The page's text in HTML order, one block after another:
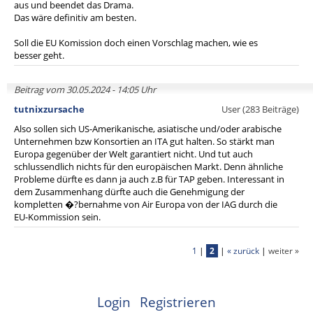
aus und beendet das Drama.
Das wäre definitiv am besten.
Soll die EU Komission doch einen Vorschlag machen, wie es
besser geht.
Beitrag vom 30.05.2024 - 14:05 Uhr
tutnixzursache
User (283 Beiträge)
Also sollen sich US-Amerikanische, asiatische und/oder arabische
Unternehmen bzw Konsortien an ITA gut halten. So stärkt man
Europa gegenüber der Welt garantiert nicht. Und tut auch
schlussendlich nichts für den europäischen Markt. Denn ähnliche
Probleme dürfte es dann ja auch z.B für TAP geben. Interessant in
dem Zusammenhang dürfte auch die Genehmigung der
kompletten �?bernahme von Air Europa von der IAG durch die
EU-Kommission sein.
1 | 2 | « zurück | weiter »
Login Registrieren